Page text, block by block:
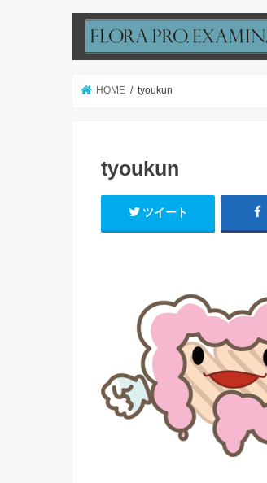
HOME tyoukun
tyoukun
ツイート